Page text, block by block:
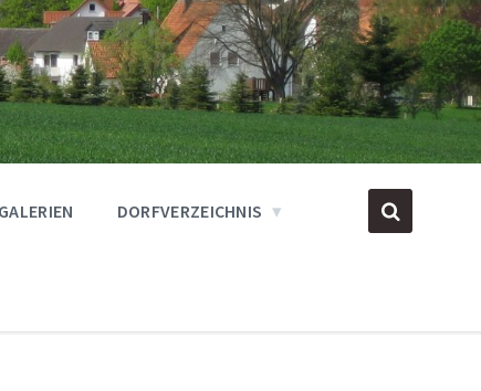
DORFVERZEICHNIS